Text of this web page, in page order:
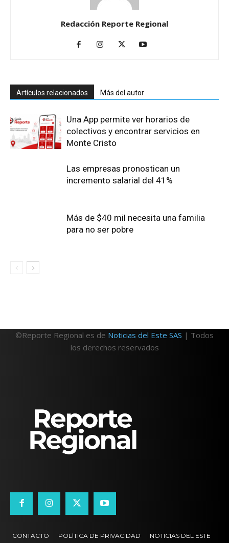
Redacción Reporte Regional
Artículos relacionados Más del autor
Una App permite ver horarios de
colectivos y encontrar servicios en
Monte Cristo
Las empresas pronostican un
incremento salarial del 41%
Más de $40 mil necesita una familia
para no ser pobre
©Reporte Regional es de Noticias del Este SAS | Todos
los derechos reservados
CONTACTO POLÍTICA DE PRIVACIDAD NOTICIAS DEL ESTE